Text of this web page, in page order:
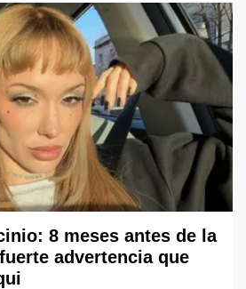
8 meses antes de la
advertencia que